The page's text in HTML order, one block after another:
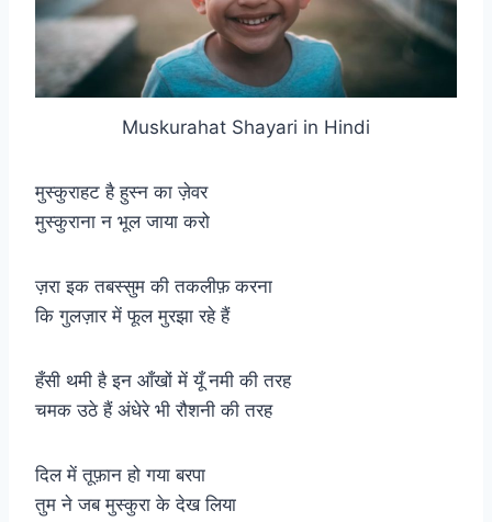
Muskurahat Shayari in Hindi
मुस्कुराहट है हुस्न का ज़ेवर
मुस्कुराना न भूल जाया करो
ज़रा इक तबस्सुम की तकलीफ़ करना
कि गुलज़ार में फूल मुरझा रहे हैं
हँसी थमी है इन आँखों में यूँ नमी की तरह
चमक उठे हैं अंधेरे भी रौशनी की तरह
दिल में तूफ़ान हो गया बरपा
तुम ने जब मुस्कुरा के देख लिया